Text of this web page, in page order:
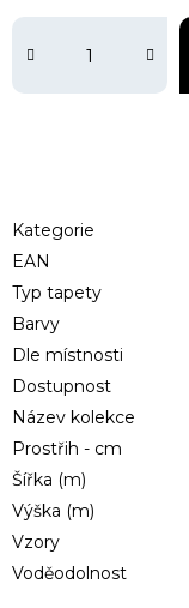
Kategorie
EAN
Typ tapety
Barvy
Dle místnosti
Dostupnost
Název kolekce
Prostřih - cm
Šířka (m)
Výška (m)
Vzory
Voděodolnost